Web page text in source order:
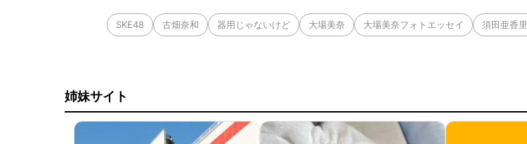
SKE48 古畑奈和 器用じゃないけど 大場美奈 大場美奈フォトエッセイ 須田亜香里
姉妹サイト